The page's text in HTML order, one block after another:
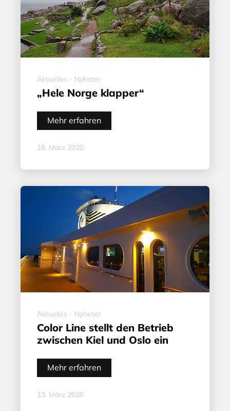
Aktuelles - Nyheter
„Hele Norge klapper“
Mehr erfahren
16. März 2020
Aktuelles - Nyheter
Color Line stellt den Betrieb
zwischen Kiel und Oslo ein
Mehr erfahren
13. März 2020